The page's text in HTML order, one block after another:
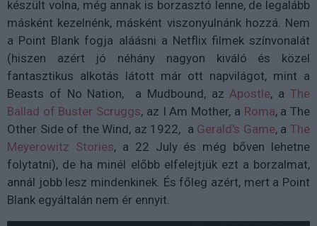
készült volna, még annak is borzasztó lenne, de legalább
másként kezelnénk, másként viszonyulnánk hozzá. Nem
a Point Blank fogja aláásni a Netflix filmek színvonalát
(hiszen azért jó néhány nagyon kiváló és közel
fantasztikus alkotás látott már ott napvilágot, mint a
Beasts of No Nation, a Mudbound, azApostle, aThe
Ballad of Buster Scruggs, az I Am Mother, a Roma, a The
Other Side of the Wind, az 1922, a Gerald's Game, aThe
Meyerowitz Stories, a 22 July és még bőven lehetne
folytatni), de ha minél előbb elfelejtjük ezt a borzalmat,
annál jobb lesz mindenkinek. És főleg azért, mert a Point
Blank egyáltalán nem ér ennyit.